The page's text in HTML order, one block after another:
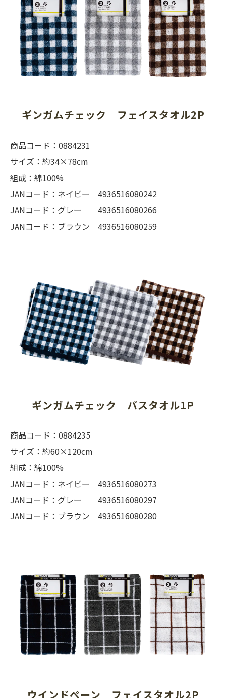
ギンガムチェック　フェイスタオル2P
商品コード：0884231
サイズ：約34×78cm
組成：綿100%
JANコード：ネイビー 4936516080242
JANコード：グレー 4936516080266
JANコード：ブラウン 4936516080259
ギンガムチェック　バスタオル1P
商品コード：0884235
サイズ：約60×120cm
組成：綿100%
JANコード：ネイビー 4936516080273
JANコード：グレー 4936516080297
JANコード：ブラウン 4936516080280
ウインドペーン　フェイスタオル2P